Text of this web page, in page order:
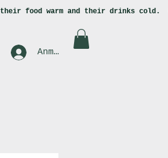
their food warm and their drinks cold.
Anmelden